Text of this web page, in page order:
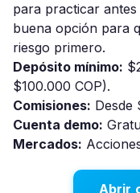
para practicar
buena opción para
riesgo primero.
Depósito mínimo:
$100.000 COP).
Comisiones: Desde
Cuenta demo:
Mercados:
Abrir